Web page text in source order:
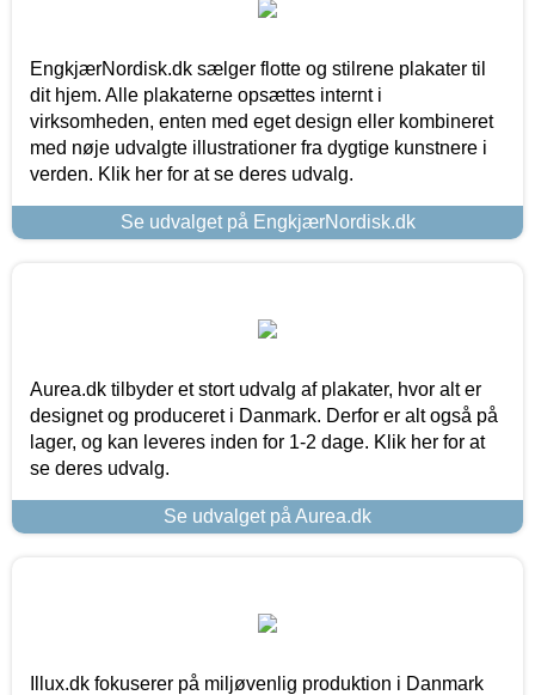
EngkjærNordisk.dk sælger flotte og stilrene plakater til
dit hjem. Alle plakaterne opsættes internt i
virksomheden, enten med eget design eller kombineret
med nøje udvalgte illustrationer fra dygtige kunstnere i
verden. Klik her for at se deres udvalg.
Se udvalget på EngkjærNordisk.dk
Aurea.dk tilbyder et stort udvalg af plakater, hvor alt er
designet og produceret i Danmark. Derfor er alt også på
lager, og kan leveres inden for 1-2 dage. Klik her for at
se deres udvalg.
Se udvalget på Aurea.dk
Illux.dk fokuserer på miljøvenlig produktion i Danmark